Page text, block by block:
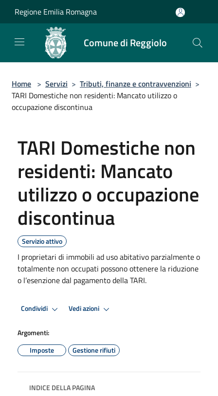
Regione Emilia Romagna
Comune di Reggiolo
Home > Servizi > Tributi, finanze e contravvenzioni >
TARI Domestiche non residenti: Mancato utilizzo o
occupazione discontinua
TARI Domestiche non
residenti: Mancato
utilizzo o occupazione
discontinua
Servizio attivo
I proprietari di immobili ad uso abitativo parzialmente o
totalmente non occupati possono ottenere la riduzione
o l’esenzione dal pagamento della TARI.
Condividi Vedi azioni
Argomenti:
Imposte
Gestione rifiuti
INDICE DELLA PAGINA